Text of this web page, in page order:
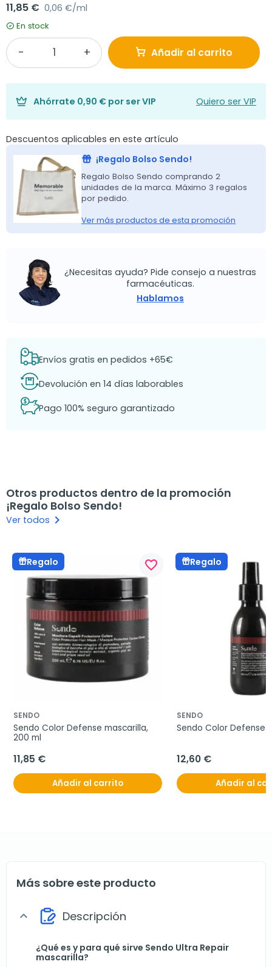
11,85 € 0,06 €/ml
En stock
Añadir al carrito
Ahórrate 0,90 € por ser VIP Quiero ser VIP
Descuentos aplicables en este artículo
¡Regalo Bolso Sendo!
Regalo Bolso Sendo comprando 2
unidades de la marca. Máximo 3 regalos
por pedido.
Ver más productos de esta promoción
¿Necesitas ayuda? Pide consejo a nuestras
farmacéuticas.
Hablamos
Envíos gratis en pedidos +65€
Devolución en 14 días laborables
Pago 100% seguro garantizado
Otros productos dentro de la promoción
¡Regalo Bolso Sendo!
Ver todos keyboard_arrow_right
Regalo favorite_border
SENDO
Sendo Color Defense mascarilla,
200 ml
11,85 €
Añadir al carrito
Regalo
SENDO
Sendo Color Defense
12,60 €
Añadir al
Más sobre este producto
expand_more Descripción
¿Qué es y para qué sirve Sendo Ultra Repair
mascarilla?